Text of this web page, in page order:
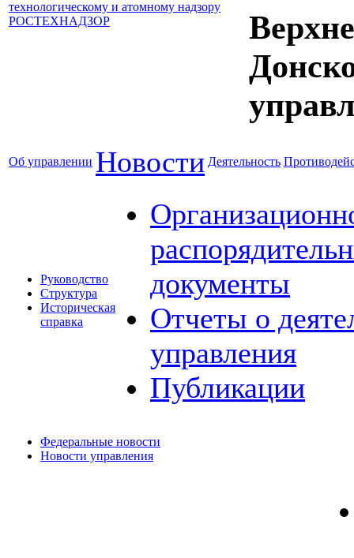
Об управлении Новости Деятельность
Руководство
Структура
Историческая
справка
документы
Отчеты о
управления
Публикации
Федеральные новости
Новости управления